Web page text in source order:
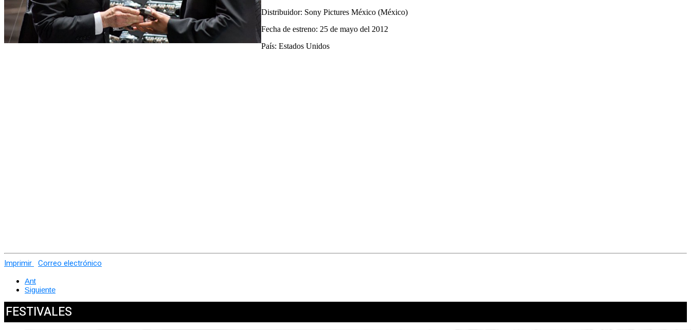
Distribuidor: Sony Pictures México (México)
Fecha de estreno: 25 de mayo del 2012
País: Estados Unidos
Imprimir Correo electrónico
Ant
Siguiente
FESTIVALES